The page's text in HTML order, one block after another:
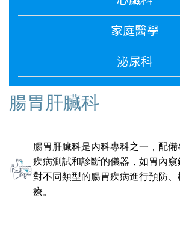
家庭醫學
泌尿科
腸胃肝臟科
腸胃肝臟科是內科專科之一，配
疾病測試和診斷的儀器，如胃內
對不同類型的腸胃疾病進行預防
療。